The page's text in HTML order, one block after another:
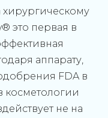
хирургическому
это первая в
аппарату,
FDA в
не на